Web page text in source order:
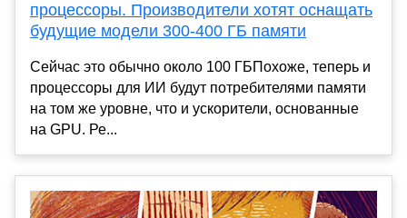
процессоры. Производители хотят оснащать
будущие модели 300-400 ГБ памяти
Сейчас это обычно около 100 ГБПохоже, теперь и
процессоры для ИИ будут потребителями памяти
на том же уровне, что и ускорители, основанные
на GPU. Ре...